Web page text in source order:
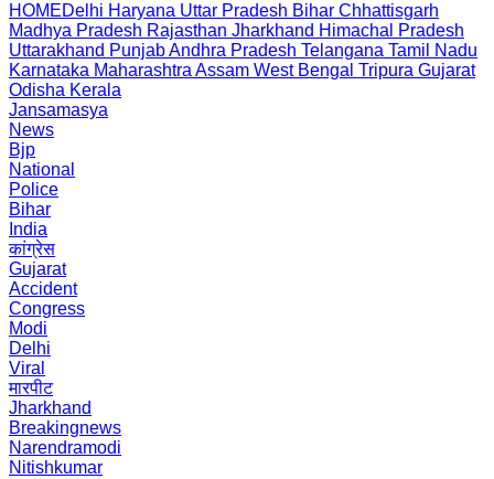
HOMEDelhi Haryana Uttar Pradesh Bihar Chhattisgarh
Madhya Pradesh Rajasthan Jharkhand Himachal Pradesh
Uttarakhand PunjabAndhra Pradesh Telangana Tamil Nadu
Karnataka Maharashtra Assam West Bengal Tripura Gujarat
Odisha Kerala
Jansamasya
News
Bjp
National
Police
Bihar
India
कांग्रेस
Gujarat
Accident
Congress
Modi
Delhi
Viral
मारपीट
Jharkhand
Breakingnews
Narendramodi
Nitishkumar